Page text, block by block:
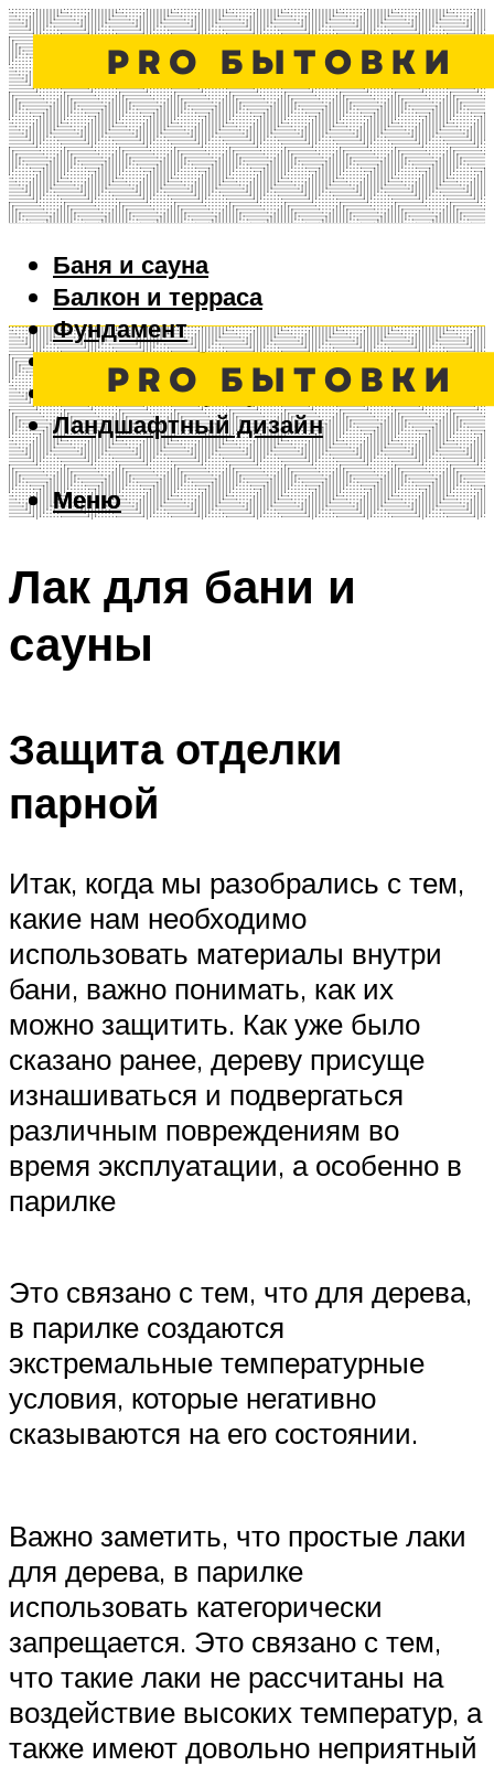
Баня и сауна
Балкон и терраса
Фундамент
Ворота и забор
Дизайн интерьера
Ландшафтный дизайн
Меню
Меню
Лак для бани и
сауны
Защита отделки
парной
Итак, когда мы разобрались с тем,
какие нам необходимо
использовать материалы внутри
бани, важно понимать, как их
можно защитить. Как уже было
сказано ранее, дереву присуще
изнашиваться и подвергаться
различным повреждениям во
время эксплуатации, а особенно в
парилке
Это связано с тем, что для дерева,
в парилке создаются
экстремальные температурные
условия, которые негативно
сказываются на его состоянии.
Важно заметить, что простые лаки
для дерева, в парилке
использовать категорически
запрещается. Это связано с тем,
что такие лаки не рассчитаны на
воздействие высоких температур, а
также имеют довольно неприятный